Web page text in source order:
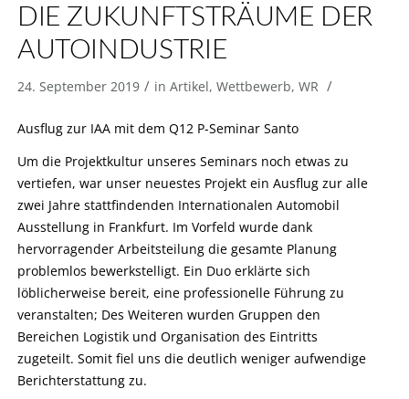
DIE ZUKUNFTSTRÄUME DER
AUTOINDUSTRIE
24. September 2019 / in Artikel, Wettbewerb, WR /
Ausflug zur IAA mit dem Q12 P-Seminar Santo
Um die Projektkultur unseres Seminars noch etwas zu
vertiefen, war unser neuestes Projekt ein Ausflug zur alle
zwei Jahre stattfindenden Internationalen Automobil
Ausstellung in Frankfurt. Im Vorfeld wurde dank
hervorragender Arbeitsteilung die gesamte Planung
problemlos bewerkstelligt. Ein Duo erklärte sich
löblicherweise bereit, eine professionelle Führung zu
veranstalten; Des Weiteren wurden Gruppen den
Bereichen Logistik und Organisation des Eintritts
zugeteilt. Somit fiel uns die deutlich weniger aufwendige
Berichterstattung zu.